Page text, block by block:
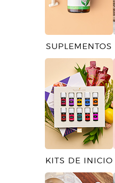
SUPLEMENTOS
KITS DE INICIO